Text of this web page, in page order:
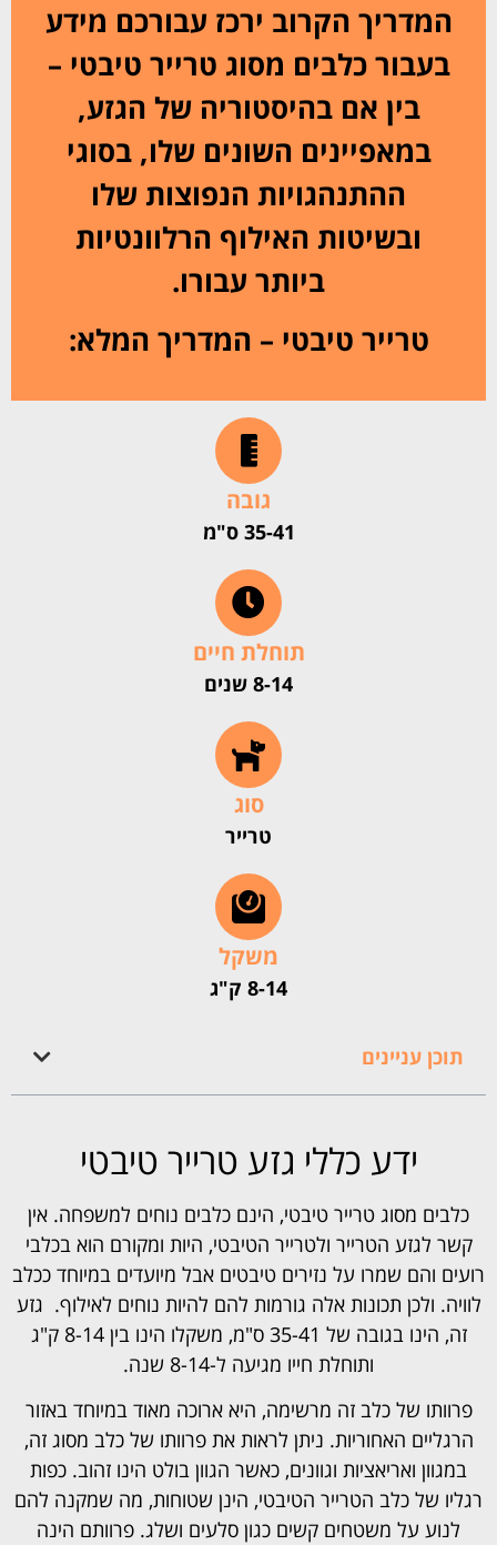
המדריך הקרוב ירכז עבורכם מידע
בעבור כלבים מסוג טרייר טיבטי –
בין אם בהיסטוריה של הגזע,
במאפיינים השונים שלו, בסוגי
ההתנהגויות הנפוצות שלו
ובשיטות האילוף הרלוונטיות
ביותר עבורו.
טרייר טיבטי – המדריך המלא:
גובה
35-41 ס"מ
תוחלת חיים
8-14 שנים
סוג
טרייר
משקל
8-14 ק"ג
תוכן עניינים
ידע כללי גזע טרייר טיבטי
כלבים מסוג טרייר טיבטי, הינם כלבים נוחים למשפחה. אין
קשר לגזע הטרייר ולטרייר הטיבטי, היות ומקורם הוא בכלבי
רועים והם שמרו על נזירים טיבטים אבל מיועדים במיוחד ככלב
לוויה. ולכן תכונות אלה גורמות להם להיות נוחים לאילוף. גזע
זה, הינו בגובה של 35-41 ס"מ, משקלו הינו בין 8-14 ק"ג
ותוחלת חייו מגיעה ל-8-14 שנה.
פרוותו של כלב זה מרשימה, היא ארוכה מאוד במיוחד באזור
הרגליים האחוריות. ניתן לראות את פרוותו של כלב מסוג זה,
במגוון ואריאציות וגוונים, כאשר הגוון בולט הינו זהוב. כפות
רגליו של כלב הטרייר הטיבטי, הינן שטוחות, מה שמקנה להם
לנוע על משטחים קשים כגון סלעים ושלג. פרוותם הינה